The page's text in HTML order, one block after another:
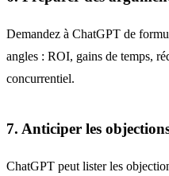
Demandez à ChatGPT de
angles : ROI, gains de temps,
concurrentiel.
7. Anticiper les
ChatGPT peut lister les